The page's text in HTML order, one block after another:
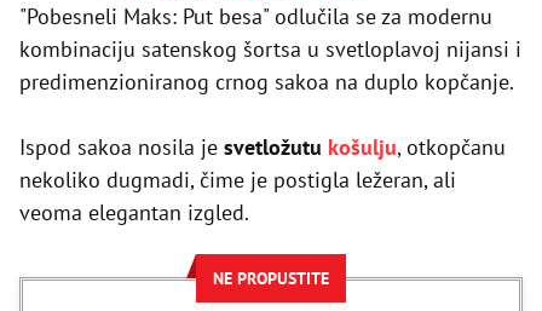
"Pobesneli Maks: Put besa" odlučila se za modernu
kombinaciju satenskog šortsa u svetloplavoj nijansi i
predimenzioniranog crnog sakoa na duplo kopčanje.
Ispod sakoa nosila je svetložutu košulju, otkopčanu
nekoliko dugmadi, čime je postigla ležeran, ali
veoma elegantan izgled.
NE PROPUSTITE